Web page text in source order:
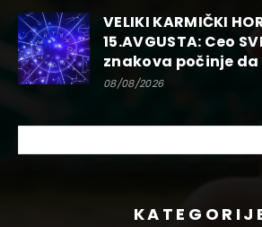
VELIKI KARMIČKI
15.AVGUSTA: Ceo
znakova počinje da
08/08/2026